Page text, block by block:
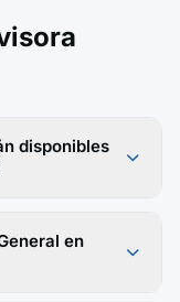
disponibles
en